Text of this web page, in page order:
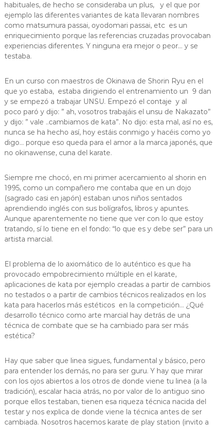
habituales, de hecho se consideraba un plus, y el que por
ejemplo las diferentes variantes de kata llevaran nombres
como matsumura passai, oyodomari passai, etc es un
enriquecimiento porque las referencias cruzadas provocaban
experiencias diferentes. Y ninguna era mejor o peor… y se
testaba.
En un curso con maestros de Okinawa de Shorin Ryu en el
que yo estaba, estaba dirigiendo el entrenamiento un 9 dan
y se empezó a trabajar UNSU. Empezó el contaje y al
poco paró y dijo: ” ah, vosotros trabajáis el unsu de Nakazato”
y dijo: ” vale ..cambiamos de kata”. No dijo: esta mal, así no es,
nunca se ha hecho así, hoy estáis conmigo y hacéis como yo
digo… porque eso queda para el amor a la marca japonés, que
no okinawense, cuna del karate.
Siempre me chocó, en mi primer acercamiento al shorin en
1995, como un compañero me contaba que en un dojo
(sagrado casi en japón) estaban unos niños sentados
aprendiendo inglés con sus bolígrafos, libros y apuntes.
Aunque aparentemente no tiene que ver con lo que estoy
tratando, sí lo tiene en el fondo: “lo que es y debe ser” para un
artista marcial.
El problema de lo axiomático de lo auténtico es que ha
provocado empobrecimiento múltiple en el karate,
aplicaciones de kata por ejemplo creadas a partir de cambios
no testados o a partir de cambios técnicos realizados en los
kata para hacerlos más estéticos en la competición… ¿Qué
desarrollo técnico como arte marcial hay detrás de una
técnica de combate que se ha cambiado para ser más
estética?
Hay que saber que linea sigues, fundamental y básico, pero
para entender los demás, no para ser guru. Y hay que mirar
con los ojos abiertos a los otros de donde viene tu linea (a la
tradición), escalar hacia atrás, no por valor de lo antiguo sino
porque ellos testaban, tienen esa riqueza técnica nacida del
testar y nos explica de donde viene la técnica antes de ser
cambiada. Nosotros hacemos karate de play station (invito a